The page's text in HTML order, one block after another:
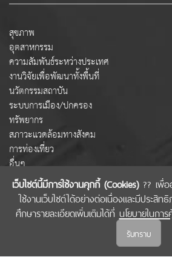
เว็บไซต์นี้มีการใช้งานคุกกี้ (Cookies)?? เพื่อ
ใช้งานเว็บไซต์ได้อย่างต่อเนื่องและมีประสิ
ศึกษารายละเอียดเพิ่มเติมได้ที่ นโยบายในก
รับทราบ
สุขภาพ
อุตสาหกรรม
ความสัมพันธ์ระหว่างประเทศ
งานวิจัยเพื่อพัฒนาทั้งพื้นที่
นวัตกรรมสถาบัน
ระบบการเมือง/ปกครอง
ทรัพยากร
สภาวะแวดล้อมทางสังคม
การท่องเที่ยว
อื่นๆ
COPYRIGHT © 2022 สำนักงานคณะกรรมการส่งเสริ
(สกสว.)
นโยบายในการคุ้มครองข้อมูลส่วน